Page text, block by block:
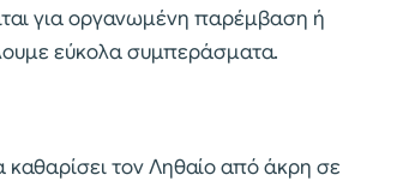
για οργανωμένη παρέμβαση ή
εύκολα συμπεράσματα.
τον Ληθαίο από άκρη σε